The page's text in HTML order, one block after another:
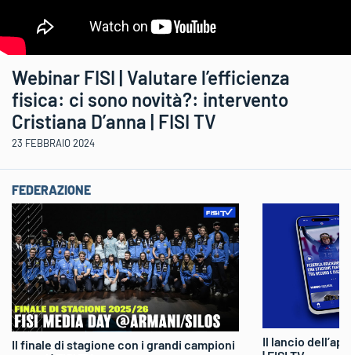
Webinar FISI | Valutare l’efficienza
fisica: ci sono novità?: intervento
Cristiana D’anna | FISI TV
23 FEBBRAIO 2024
FEDERAZIONE
Il finale di stagione con i grandi campioni
Il lancio dell’app